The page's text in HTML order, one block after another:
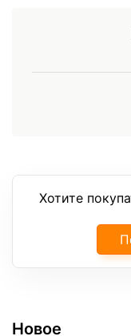
Хотите
Новое